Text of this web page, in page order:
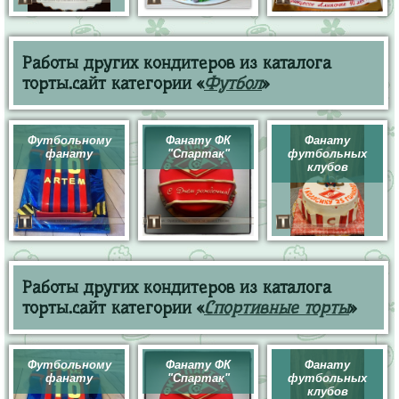
Работы других кондитеров из каталога
торты.сайт категории «Футбол»
Футбольному
фанату
Фанату ФК
"Спартак"
Фанату
футбольных
клубов
Работы других кондитеров из каталога
торты.сайт категории «Спортивные торты»
Футбольному
фанату
Фанату ФК
"Спартак"
Фанату
футбольных
клубов